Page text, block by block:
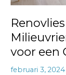
voor een
februari 3, 2024